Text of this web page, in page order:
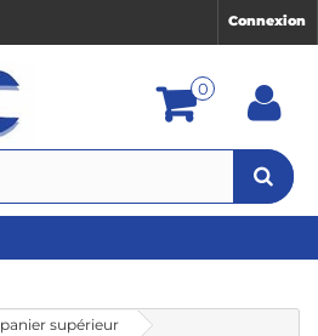
Connexion
0
panier supérieur